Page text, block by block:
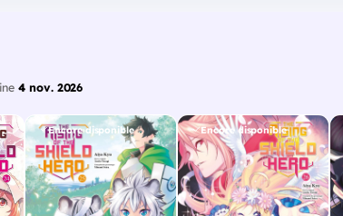
4 nov. 2026
Encore disponible Encore disponible